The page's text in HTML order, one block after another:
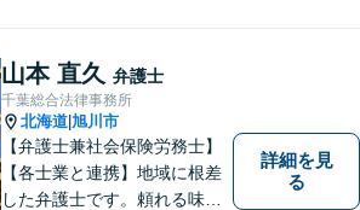
ています。親切・丁寧な対応
を心がけ、皆様の生活が明る
くなるよう、精一尽力いたし
ます。【枝幸署近く】
山本 直久 弁護士
千葉総合法律事務所
北海道 旭川市
【弁護士兼社会保険労務士】
【各士業と連携】地域に根差
した弁護士です。頼れる味方
詳細を見
る